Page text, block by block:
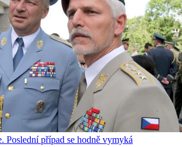
Poslední případ se hodně vymyká